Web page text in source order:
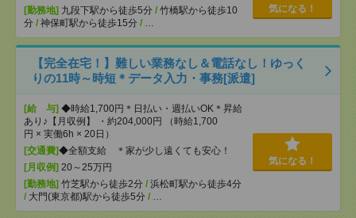
[勤務地] 九段下駅から徒歩5分 / 竹橋駅から徒歩10
分 / 神保町駅から徒歩15分 / …
気になる！
【完全在宅！】難しい業務なし＆電話なし！ゆっく
りの11時～時短＊データ入力・事務[派遣]
[給 与] ◆時給1,700円＊日払い・週払いOK＊昇給
あり♪【月収例】 ・約204,000円 （時給1,700
円 × 実働6h × 20日）
[交通費]◆全額支給 ＊家が少し遠くても安心！
[月収例] 20～25万円
[勤務地] 竹芝駅から徒歩2分 / 浜松町駅から徒歩4分
/ 大門(東京都)駅から徒歩5分 / …
気になる！